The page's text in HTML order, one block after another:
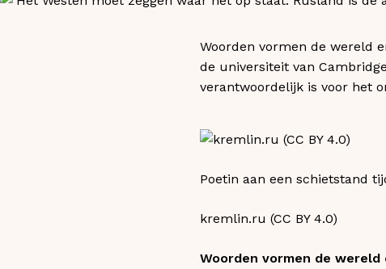
Woorden vormen de wereld
de universiteit van
verantwoordelijk is voor het
Poetin aan een schietstand
kremlin.ru (CC BY 4.0)
Woorden vormen de wereld